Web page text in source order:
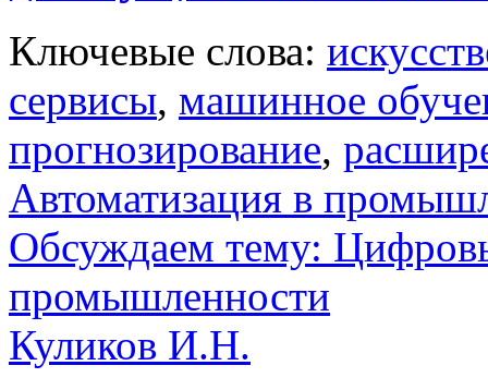
Ключевые слова:
сервисы, машинное
прогнозирование,
Автоматизация в
Обсуждаем тему:
промышленности
Куликов И.Н.